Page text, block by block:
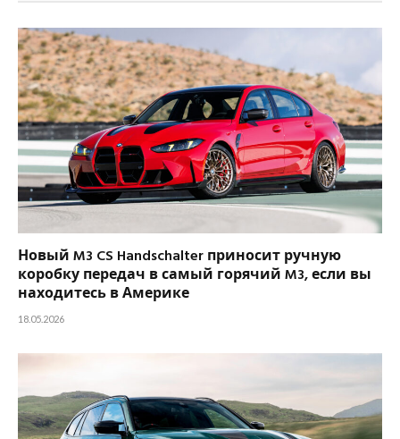
Новый M3 CS Handschalter приносит ручную
коробку передач в самый горячий M3, если вы
находитесь в Америке
18.05.2026